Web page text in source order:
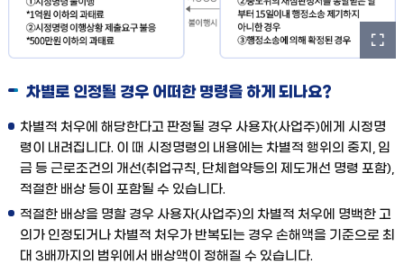
기
차별로 인정될 경우 어떠한 명령을 하게 되나요?
차별적 처우에 해당한다고 판정될 경우 사용자(사업주)에게 시정명
령이 내려집니다. 이 때 시정명령의 내용에는 차별적 행위의 중지, 임
금 등 근로조건의 개선(취업규칙, 단체협약등의 제도개선 명령 포함),
적절한 배상 등이 포함될 수 있습니다.
적절한 배상을 명할 경우 사용자(사업주)의 차별적 처우에 명백한 고
의가 인정되거나 차별적 처우가 반복되는 경우 손해액을 기준으로 최
대 3배까지의 범위에서 배상액이 정해질 수 있습니다.